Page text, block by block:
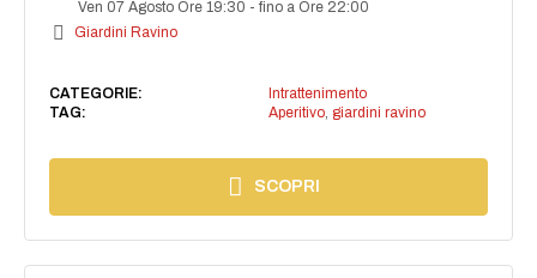
Ven 07 Agosto Ore 19:30 -fino a Ore 22:00
Giardini Ravino
CATEGORIE:
Intrattenimento
TAG:
Aperitivo, giardini ravino
SCOPRI